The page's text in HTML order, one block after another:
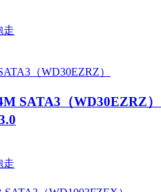
走
SATA3（WD30EZRZ）
走